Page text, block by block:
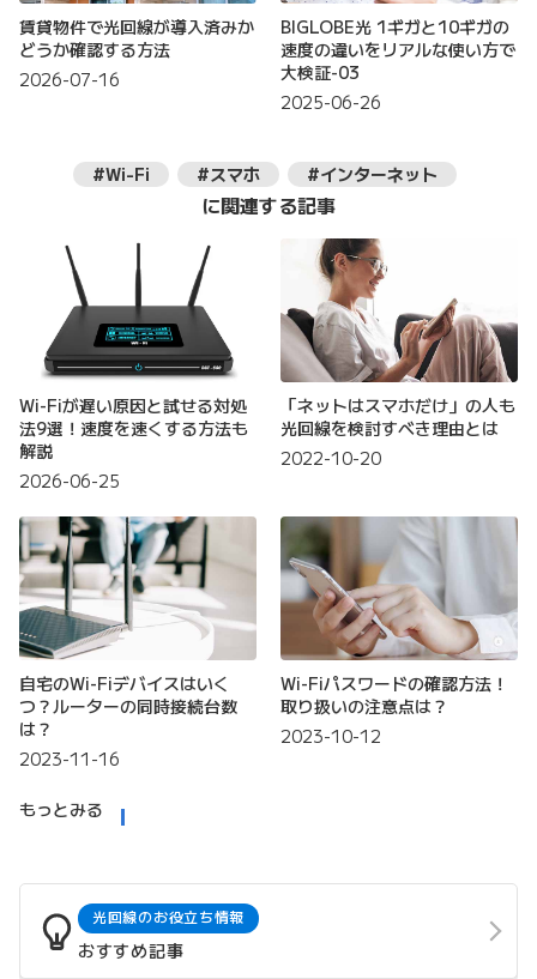
賃貸物件で光回線が導入済みか
どうか確認する方法
2026-07-16
BIGLOBE光 1ギガと10ギガの
速度の違いをリアルな使い方で
大検証-03
2025-06-26
#Wi-Fi #スマホ #インターネット
に関連する記事
Wi-Fiが遅い原因と試せる対処
法9選！速度を速くする方法も
解説
2026-06-25
「ネットはスマホだけ」の人も
光回線を検討すべき理由とは
2022-10-20
自宅のWi-Fiデバイスはいく
つ？ルーターの同時接続台数
は？
2023-11-16
Wi-Fiパスワードの確認方法！
取り扱いの注意点は？
2023-10-12
もっとみる
光回線のお役立ち情報
おすすめ記事